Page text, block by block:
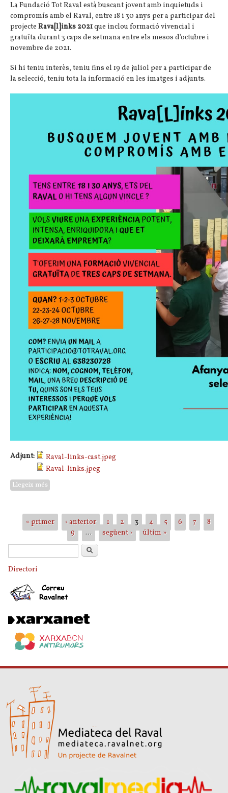
La Fundació Tot Raval està buscant jovent amb inquietuds i
compromís amb el Raval, entre 18 i 30 anys per a participar del
projecte Rava[l]inks 2021que inclou formació vivencial i
gratuïta durant 3 caps de setmana entre els mesos d'octubre i
novembre de 2021.
Si hi teniu interès, teniu fins el 19 de juliol per a participar de
la selecció, teniu tota la informació en les imatges i adjunts.
Adjunt:
Raval-links-cast.jpeg
Raval-links.jpeg
Llegeix més
Pàgines
« primer ‹ anterior 1 2 3 4 5 6 7
8
9
… següent › últim »
Formulari de cercaCerca
Directori